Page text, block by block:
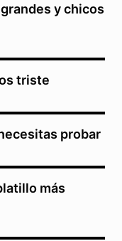
y chicos
triste
probar
más